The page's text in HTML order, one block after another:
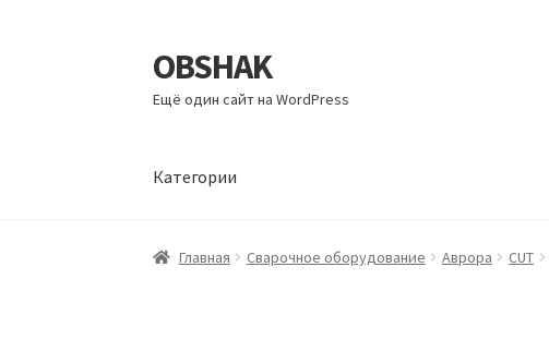
Перейти
к
навигации
Перейти
к
содержимому
OBSHAK
Ещё один сайт на WordPress
Категории
Главная Категории Корзина Мой аккаунт
Главная Сварочное оборудование Аврора CUT